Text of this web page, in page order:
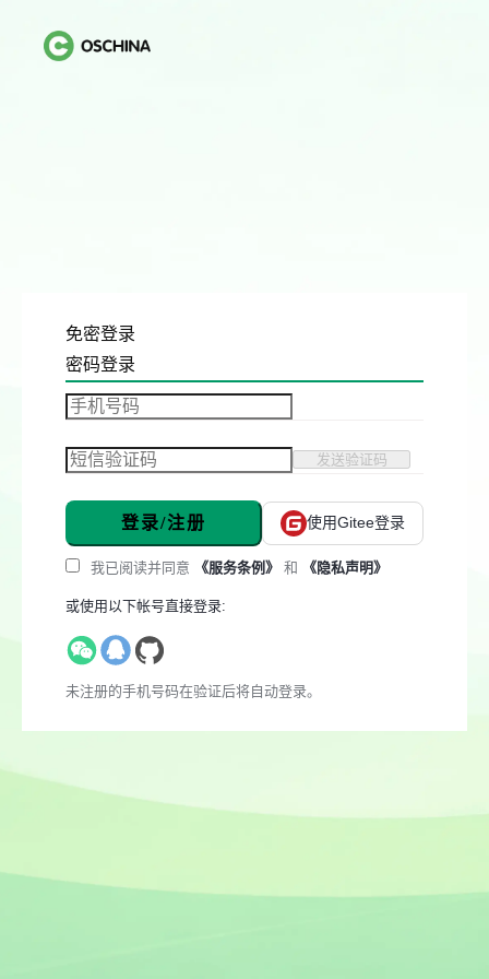
免密登录
密码登录
发送验证码
登录/注册 使用Gitee登录
我已阅读并同意 《服务条例》 和 《隐私声明》
或使用以下帐号直接登录:
未注册的手机号码在验证后将自动登录。